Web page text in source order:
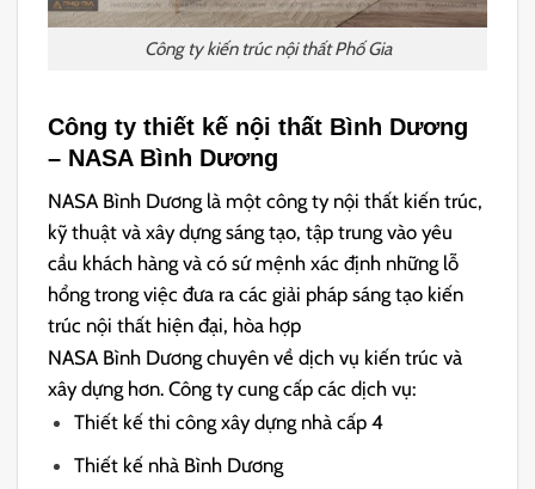
Công ty kiến trúc nội thất Phố Gia
Công ty thiết kế nội thất Bình Dương
– NASA Bình Dương
NASA Bình Dương là một công ty nội thất kiến ​​trúc,
kỹ thuật và xây dựng sáng tạo, tập trung vào yêu
cầu khách hàng và có sứ mệnh xác định những lỗ
hổng trong việc đưa ra các giải pháp sáng tạo kiến
trúc nội thất hiện đại, hòa hợp
NASA Bình Dương chuyên về dịch vụ kiến ​​trúc và
xây dựng hơn. Công ty cung cấp các dịch vụ:
Thiết kế thi công xây dựng nhà cấp 4
Thiết kế nhà Bình Dương